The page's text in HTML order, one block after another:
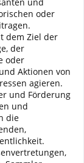
oder
dem Ziel der
der
oder
Aktionen von
agieren.
und Förderung
und
die